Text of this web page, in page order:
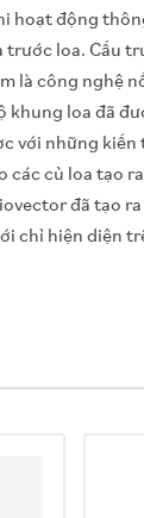
hoạt động
loa. Cấu
là công
khung loa đã
với những
các củ loa tạo
đã tạo
chỉ hiện diện